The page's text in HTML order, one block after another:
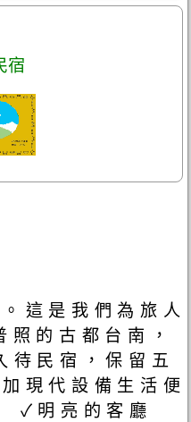
宿
這是我們為旅人
的古都台南，
待民宿，保留五
現代設備生活便
✓明亮的客廳